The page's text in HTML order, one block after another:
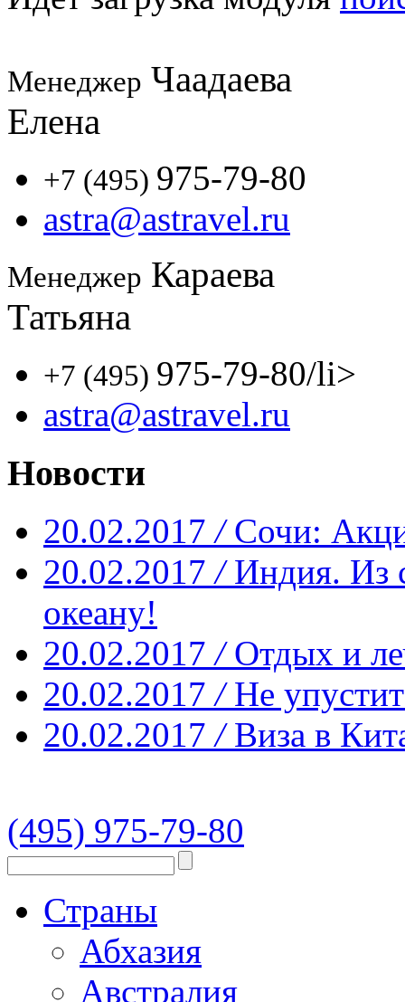
Менеджер Чаадаева
Елена
+7 (495) 975-79-80
astra@astravel.ru
Менеджер Караева
Татьяна
+7 (495) 975-79-80/li>
astra@astravel.ru
Новости
20.02.2017 / Сочи:
20.02.2017 / Индия. Из
океану!
20.02.2017 / Отдых и
20.02.2017 / Не
20.02.2017 / Виза в
(495) 975-79-80
Страны
Абхазия
Австралия